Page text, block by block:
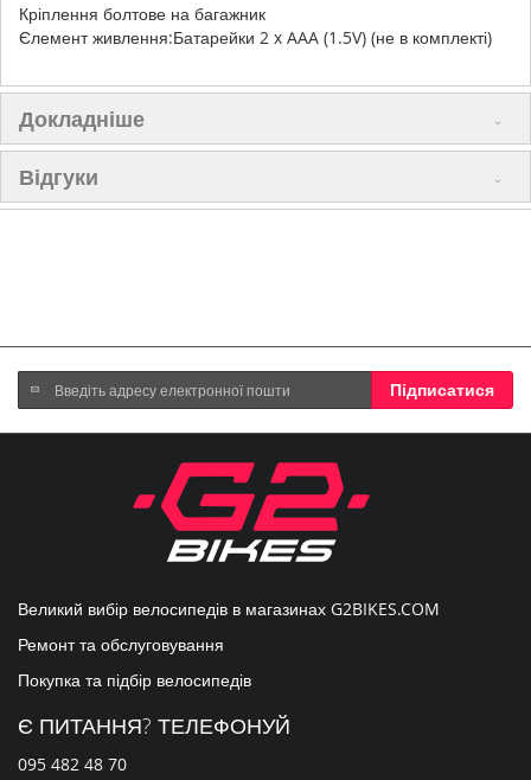
Кріплення болтове на багажник
Єлемент живлення:Батарейки 2 x AAA (1.5V) (не в комплекті)
Докладніше
Відгуки
Підпишіться
на
нашу
Підписатися
Великий вибір велосипедів в магазинах G2BIKES.COM
Ремонт та обслуговування
Покупка та підбір велосипедів
Є ПИТАННЯ? ТЕЛЕФОНУЙ
095 482 48 70